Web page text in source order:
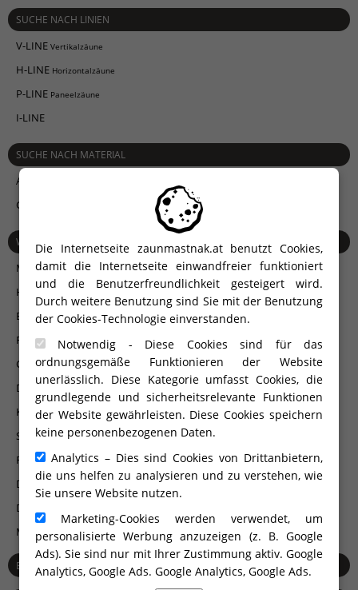
Die Internetseite zaunmastnak.at benutzt Cookies,
damit die Internetseite einwandfreier funktioniert
und die Benutzerfreundlichkeit gesteigert wird.
Durch weitere Benutzung sind Sie mit der Benutzung
der Cookies-Technologie einverstanden.
Notwendig - Diese Cookies sind für das
ordnungsgemäße Funktionieren der Website
unerlässlich. Diese Kategorie umfasst Cookies, die
grundlegende und sicherheitsrelevante Funktionen
der Website gewährleisten. Diese Cookies speichern
keine personenbezogenen Daten.
Analytics – Dies sind Cookies von Drittanbietern,
die uns helfen zu analysieren und zu verstehen, wie
Sie unsere Website nutzen.
Marketing-Cookies werden verwendet, um
personalisierte Werbung anzuzeigen (z. B. Google
Ads). Sie sind nur mit Ihrer Zustimmung aktiv. Google
Analytics, Google Ads. Google Analytics, Google Ads.
SUCHE NACH LINIEN
V-LINE Vertikalzäune
H-LINE Horizontalzäune
P-LINE Paneelzäune
I-LINE
SUCHE NACH MATERIAL
Aluminium
Glas
WEITERES ZUBEHÖR
Mehrzwecksäule
Hochwertige Torantriebe
Briefkästen
Rücksprechanlagen und Videorücksprechanlagen Urmet
Gegensprechanlagen und Encoder mit GSM-Technologie
Decoder, Kanaltaste, Kanalschlüssel, Radarreceiver ...
Klinken und Griffe
Signalleuchte
Fernbedienungen
Der Fingerabdruckscanner
Die Fotozellen
Mechanismus, der Hindernisse vor dem Aufprall wahrnimmt
Bestellung und Lieferzeit